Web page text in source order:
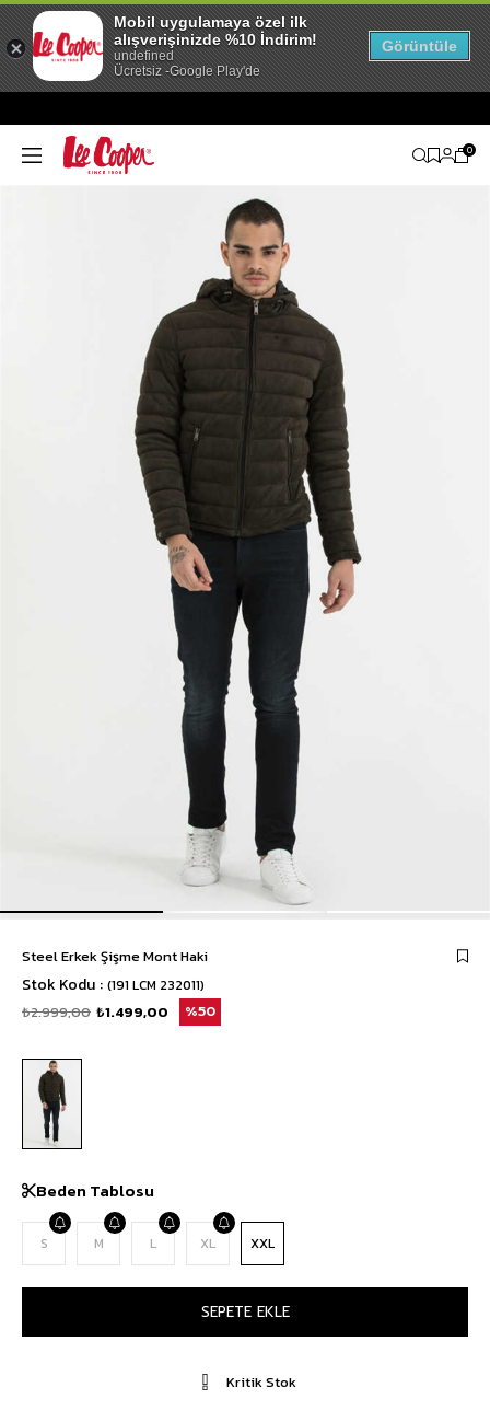
0
Steel Erkek Şişme Mont Haki
Stok Kodu (191 LCM 232011)
₺2.999,00 ₺1.499,00 50
Beden Tablosu
S M L XL XXL
Kritik Stok
Mobil uygulamaya özel ilk
alışverişinizde %10 İndirim!
undefined
Ücretsiz -Google Play'de
Görüntüle